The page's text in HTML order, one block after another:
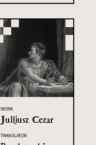
WORK
Julijusz Cezar
TRANSLATOR